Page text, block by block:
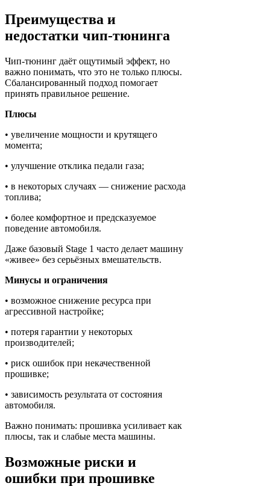
Преимущества и
недостатки чип-тюнинга
Чип-тюнинг даёт ощутимый эффект, но
важно понимать, что это не только плюсы.
Сбалансированный подход помогает
принять правильное решение.
Плюсы
• увеличение мощности и крутящего
момента;
• улучшение отклика педали газа;
• в некоторых случаях — снижение расхода
топлива;
• более комфортное и предсказуемое
поведение автомобиля.
Даже базовый Stage 1 часто делает машину
«живее» без серьёзных вмешательств.
Минусы и ограничения
• возможное снижение ресурса при
агрессивной настройке;
• потеря гарантии у некоторых
производителей;
• риск ошибок при некачественной
прошивке;
• зависимость результата от состояния
автомобиля.
Важно понимать: прошивка усиливает как
плюсы, так и слабые места машины.
Возможные риски и
ошибки при прошивке